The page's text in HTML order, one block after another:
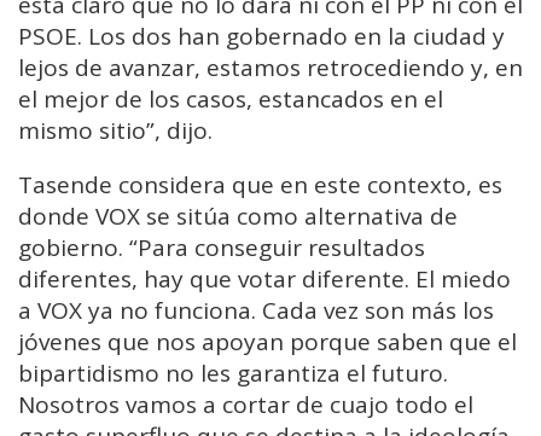
PSOE. Los dos han gobernado en la ciudad y
lejos de avanzar, estamos retrocediendo y, en
el mejor de los casos, estancados en el
mismo sitio”, dijo.
Tasende considera que en este contexto, es
donde VOX se sitúa como alternativa de
gobierno. “Para conseguir resultados
diferentes, hay que votar diferente. El miedo
a VOX ya no funciona. Cada vez son más los
jóvenes que nos apoyan porque saben que el
bipartidismo no les garantiza el futuro.
Nosotros vamos a cortar de cuajo todo el